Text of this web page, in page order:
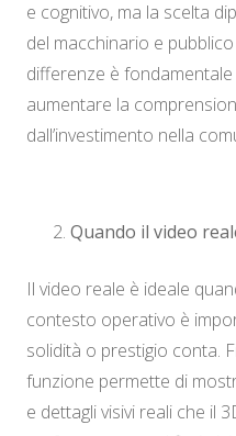
e cognitivo, ma la scelta
del macchinario e
differenze è
aumentare la
dall’investimento nella
Quando il video
Il video reale è ideale
contesto operativo è
solidità o prestigio conta.
funzione permette di
e dettagli visivi reali che il